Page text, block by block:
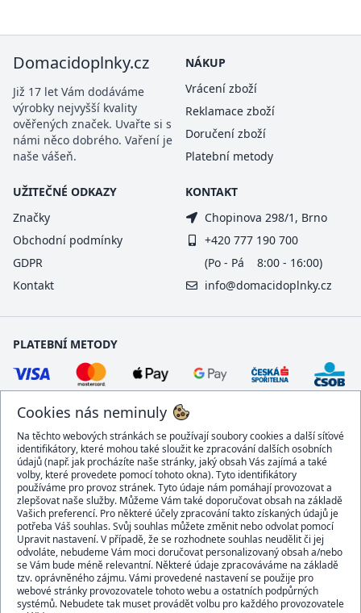
Cookies nás neminuly
Na těchto webových stránkách se používají soubory cookies a další síťové
identifikátory, které mohou také sloužit ke zpracování dalších osobních
údajů (např. jak procházíte naše stránky, jaký obsah Vás zajímá a také
volby, které provedete pomocí tohoto okna). Tyto identifikátory
používáme pro provoz stránek. Tyto údaje nám pomáhají provozovat a
zlepšovat naše služby. Můžeme Vám také doporučovat obsah na základě
Vašich preferencí. Pro některé účely zpracování takto získaných údajů je
potřeba Váš souhlas. Svůj souhlas můžete změnit nebo odvolat pomocí
Upravit nastavení. V případě, že se rozhodnete souhlas neudělit či jej
odvoláte, nebudeme Vám moci doručovat personalizovaný obsah a/nebo
se Vám bude méně relevantní. Některé údaje zpracováváme na základě
tzv. oprávněného zájmu. Vámi provedené nastavení se použije pro
webové stránky provozovatele tohoto webu a ostatních podpůrných
systémů. Nebudete tak muset provádět volbu pro každého provozovatele
Domacidoplnky.cz
Již 17 let Vám dodáváme
výrobky nejvyšší kvality
ověřených značek. Uvařte si s
námi něco dobrého. Vaření je
naše vášeň.
NÁKUP
Vrácení zboží
Reklamace zboží
Doručení zboží
Platební metody
UŽITEČNÉ ODKAZY
Značky
Obchodní podmínky
GDPR
Kontakt
KONTAKT
Chopinova 298/1, Brno
+420 777 190 700
(Po - Pá 8:00 - 16:00)
info@domacidoplnky.cz
PLATEBNÍ METODY
DOPRAVCI
BEZPEČNÝ OBCHOD